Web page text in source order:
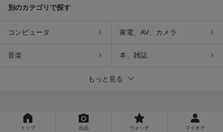
別のカテゴリで探す
コンピュータ 家電、AV、カメラ
音楽 本、雑誌
もっと見る
トップ 出品 ウォッチ マイオク